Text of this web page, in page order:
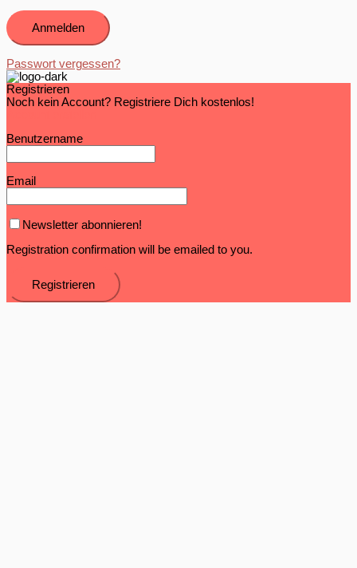
Passwort vergessen?
Registrieren
Noch kein Account? Registriere Dich kostenlos!
Benutzername
Email
Newsletter abonnieren!
Registration confirmation will be emailed to you.